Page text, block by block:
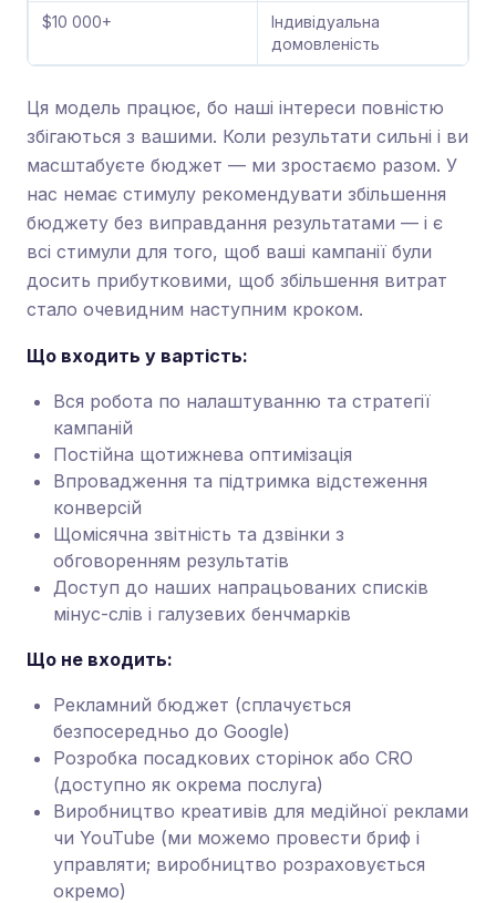
$10 000+
Індивідуальна
домовленість
Ця модель працює, бо наші інтереси повністю
збігаються з вашими. Коли результати сильні і ви
масштабуєте бюджет — ми зростаємо разом. У
нас немає стимулу рекомендувати збільшення
бюджету без виправдання результатами — і є
всі стимули для того, щоб ваші кампанії були
досить прибутковими, щоб збільшення витрат
стало очевидним наступним кроком.
Що входить у вартість:
Вся робота по налаштуванню та стратегії
кампаній
Постійна щотижнева оптимізація
Впровадження та підтримка відстеження
конверсій
Щомісячна звітність та дзвінки з
обговоренням результатів
Доступ до наших напрацьованих списків
мінус-слів і галузевих бенчмарків
Що не входить:
Рекламний бюджет (сплачується
безпосередньо до Google)
Розробка посадкових сторінок або CRO
(доступно як окрема послуга)
Виробництво креативів для медійної реклами
чи YouTube (ми можемо провести бриф і
управляти; виробництво розраховується
окремо)